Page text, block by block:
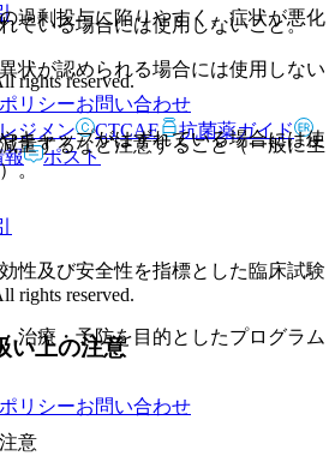
ている場合には使用しないこと。
状が認められる場合には使用しない
キャップがはずれている場合には使
過剰投与に陥りやすく、症状が悪化
量するなど注意すること（一般に生
。
性及び安全性を指標とした臨床試験
い上の注意
意
rights reserved.
リシーお問い合わせ
レジメン CTCAE
抗菌薬ガイド
報 ポスト
rights reserved.
治療・予防を目的としたプログラム
リシーお問い合わせ